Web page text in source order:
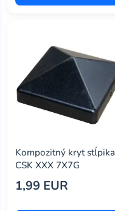
Kompozitný kryt stĺpika
CSK XXX 7X7G
1,99 EUR